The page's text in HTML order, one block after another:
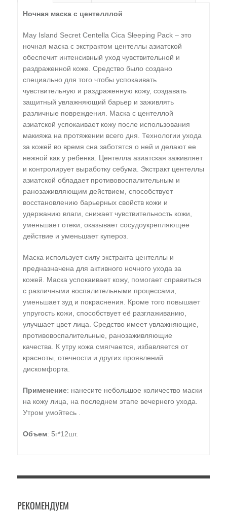
Ночная маска с центелллой
May Island Secret Centella Cica Sleeping Pack – это
ночная маска с экстрактом центеллы азиатской
обеспечит интенсивный уход чувствительной и
раздраженной коже. Средство было создано
специально для того чтобы успокаивать
чувствительную и раздраженную кожу, создавать
защитный увлажняющий барьер и заживлять
различные повреждения. Маска с центеллой
азиатской успокаивает кожу после использования
макияжа на протяжении всего дня. Технологии ухода
за кожей во время сна заботятся о ней и делают ее
нежной как у ребенка. Центелла азиатская заживляет
и контролирует выработку себума. Экстракт центеллы
азиатской обладает противовоспалительным и
ранозаживляющим действием, способствует
восстановлению барьерных свойств кожи и
удержанию влаги, снижает чувствительность кожи,
уменьшает отеки, оказывает сосудоукрепляющее
действие и уменьшает купероз.
Маска использует силу экстракта центеллы и
предназначена для активного ночного ухода за
кожей. Маска успокаивает кожу, помогает справиться
с различными воспалительными процессами,
уменьшает зуд и покраснения. Кроме того повышает
упругость кожи, способствует её разглаживанию,
улучшает цвет лица. Средство имеет увлажняющие,
противовоспалительные, ранозаживляющие
качества. К утру кожа смягчается, избавляется от
красноты, отечности и других проявлений
дискомфорта.
Применение: нанесите небольшое количество маски
на кожу лица, на последнем этапе вечернего ухода.
Утром умойтесь .
Объем: 5г*12шт.
РЕКОМЕНДУЕМ